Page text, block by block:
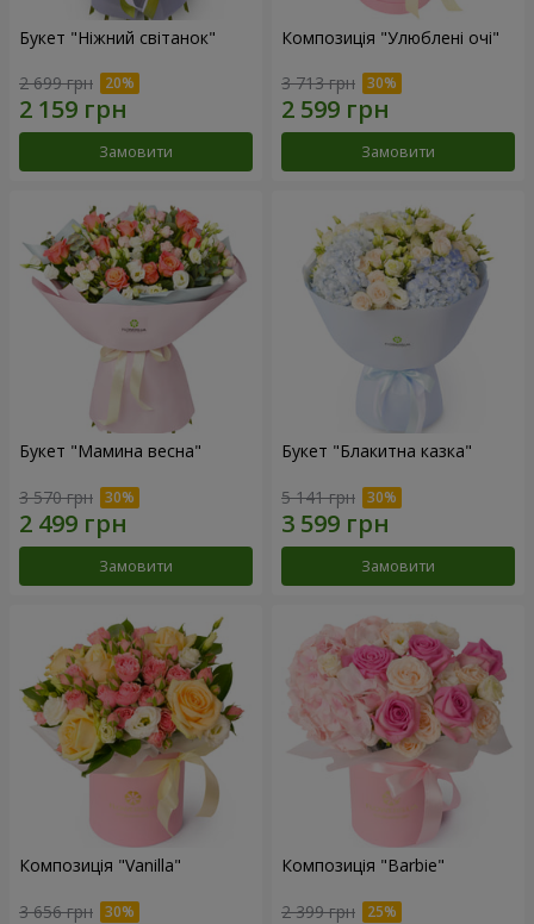
Букет "Ніжний світанок"
2 699 грн
Замовити
Композиція "Улюблені очі"
3 713 грн
Замовити
Букет "Мамина весна"
3 570 грн
Замовити
Букет "Блакитна казка"
5 141 грн
Замовити
Композиція "Vanilla"
3 656 грн
Композиція "Barbie"
2 399 грн